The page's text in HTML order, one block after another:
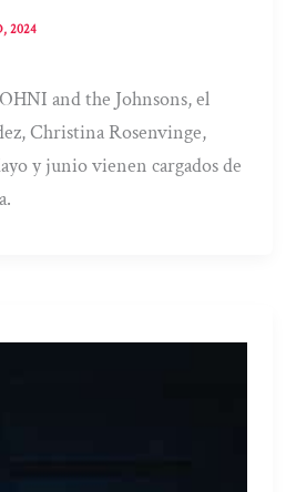
2024
and the Johnsons, el
Christina Rosenvinge,
y junio vienen cargados de